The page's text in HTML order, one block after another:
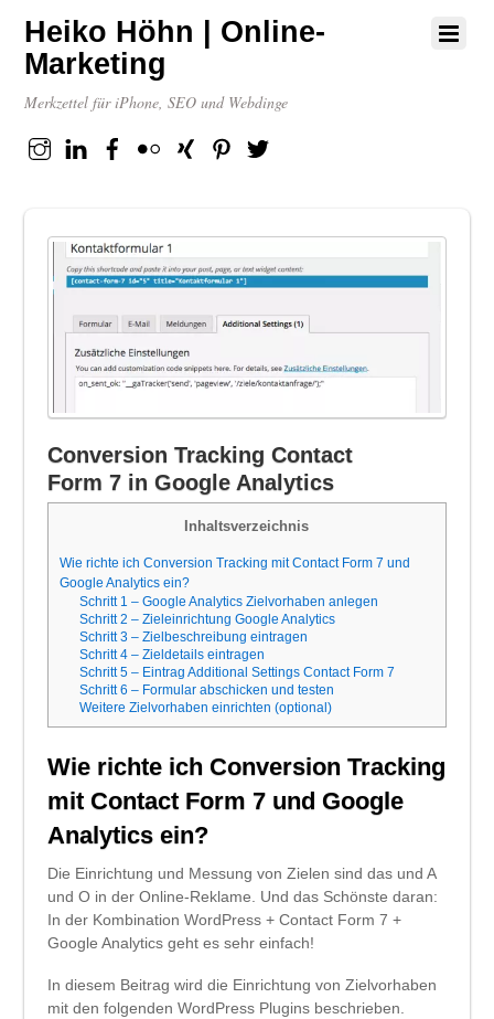
Heiko Höhn | Online-
Marketing
Merkzettel für iPhone, SEO und Webdinge
InstagramLinkedinFacebook
flickr XING Pinterest
Conversion Tracking Contact
Form 7 in Google Analytics
Inhaltsverzeichnis
Wie richte ich Conversion Tracking mit Contact Form 7 und
Google Analytics ein?
Schritt 1 – Google Analytics Zielvorhaben anlegen
Schritt 2 – Zieleinrichtung Google Analytics
Schritt 3 – Zielbeschreibung eintragen
Schritt 4 – Zieldetails eintragen
Schritt 5 – Eintrag Additional Settings Contact Form 7
Schritt 6 – Formular abschicken und testen
Weitere Zielvorhaben einrichten (optional)
Wie richte ich Conversion Tracking
mit Contact Form 7 und Google
Analytics ein?
Die Einrichtung und Messung von Zielen sind das und A
und O in der Online-Reklame. Und das Schönste daran:
In der Kombination WordPress + Contact Form 7 +
Google Analytics geht es sehr einfach!
In diesem Beitrag wird die Einrichtung von Zielvorhaben
mit den folgenden WordPress Plugins beschrieben.